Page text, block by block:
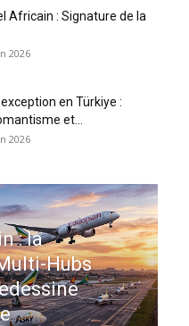
Africain : Signature de la
2026
en Türkiye :
et...
2026
Unis
de dollars
Angeles et